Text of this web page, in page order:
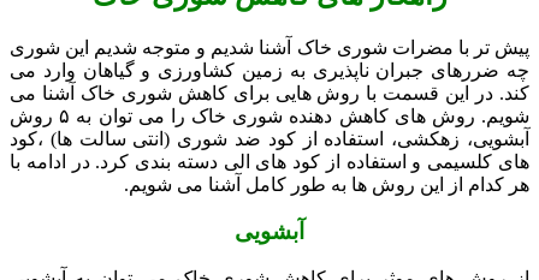
پیش تر با مضرات شوری خاک آشنا شدیم و متوجه شدیم این شوری
چه ضررهای جبران ناپذیری به زمین کشاورزی و گیاهان وارد می
کند. در این قسمت با روش هایی برای کاهش شوری خاک آشنا می
شویم. روش های کاهش دهنده شوری خاک را می توان به ۵ روش
آبشویی، زهکشی، استفاده از کود ضد شوری (انتی سالت ها) ،کود
های کلسیمی و استفاده از کود های الی دسته بندی کرد. در ادامه با
هر کدام از این روش ها به طور کامل آشنا می شویم.
آبشویی